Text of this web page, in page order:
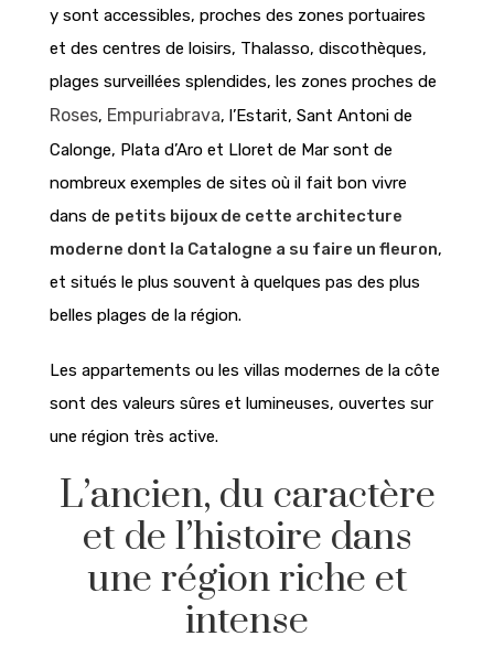
y sont accessibles, proches des zones portuaires
et des centres de loisirs, Thalasso, discothèques,
plages surveillées splendides, les zones proches de
Roses, Empuriabrava, l’Estarit, Sant Antoni de
Calonge, Plata d’Aro et Lloret de Mar sont de
nombreux exemples de sites où il fait bon vivre
dans de petits bijoux de cette architecture
moderne dont la Catalogne a su faire un fleuron,
et situés le plus souvent à quelques pas des plus
belles plages de la région.
Les appartements ou les villas modernes de la côte
sont des valeurs sûres et lumineuses, ouvertes sur
une région très active.
L’ancien, du caractère
et de l’histoire dans
une région riche et
intense